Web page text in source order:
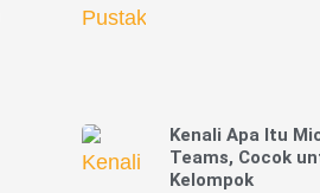
Kenali Apa Itu
Teams, Cocok
Kelompok